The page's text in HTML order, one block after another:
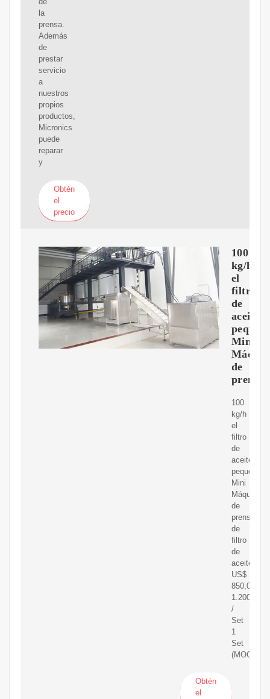
la
prensa.
Además
de
prestar
servicio
a
nuestros
propios
productos,
Micronics
puede
reparar
y
Obtén
el
precio
100
kg/h
el
filtro
de
aceite
Mini
de
prensa
100
kg/h
el
filtro
de
aceite
pequeña
Mini
Máquina
de
prensa
de
filtro
de
aceite
US$
850,00-
1.200,00
/
Set
1
Set
(MOQ)
Obtén
el